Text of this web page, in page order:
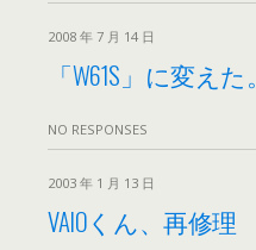
2008 年 7 月 14 日
「W61S」に変えた。
NO RESPONSES
2003 年 1 月 13 日
VAIOくん、再修理